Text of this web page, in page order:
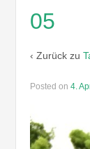
05
‹ Zurück zu
Posted on 4.